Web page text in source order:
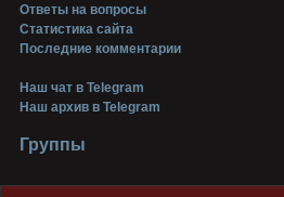
Ответы на вопросы
Статистика сайта
Последние комментарии
Наш чат в Telegram
Наш архив в Telegram
Группы